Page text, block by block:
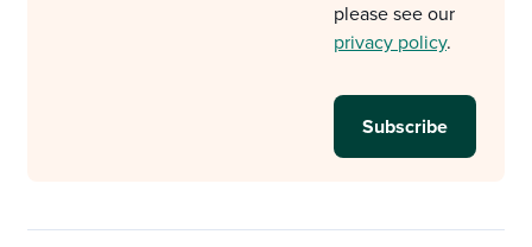
please see our
privacy policy.